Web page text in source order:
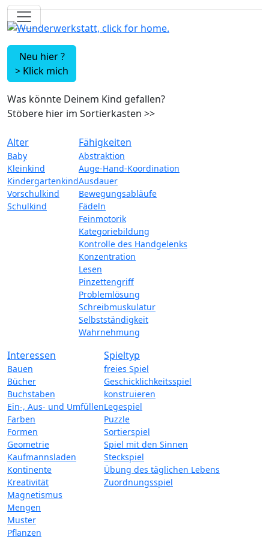
Neu hier ?
> Klick mich
Was könnte Deinem Kind gefallen?
Stöbere hier im Sortierkasten >>
Alter
Baby
Kleinkind
Kindergartenkind
Vorschulkind
Schulkind
Fähigkeiten
Abstraktion
Auge-Hand-Koordination
Ausdauer
Bewegungsabläufe
Fädeln
Feinmotorik
Kategoriebildung
Kontrolle des Handgelenks
Konzentration
Lesen
Pinzettengriff
Problemlösung
Schreibmuskulatur
Selbstständigkeit
Wahrnehmung
Interessen
Bauen
Bücher
Buchstaben
Ein-, Aus- und Umfüllen
Farben
Formen
Geometrie
Kaufmannsladen
Kontinente
Kreativität
Magnetismus
Mengen
Muster
Pflanzen
Spieltyp
freies Spiel
Geschicklichkeitsspiel
konstruieren
Legespiel
Puzzle
Sortierspiel
Spiel mit den Sinnen
Steckspiel
Übung des täglichen Lebens
Zuordnungsspiel